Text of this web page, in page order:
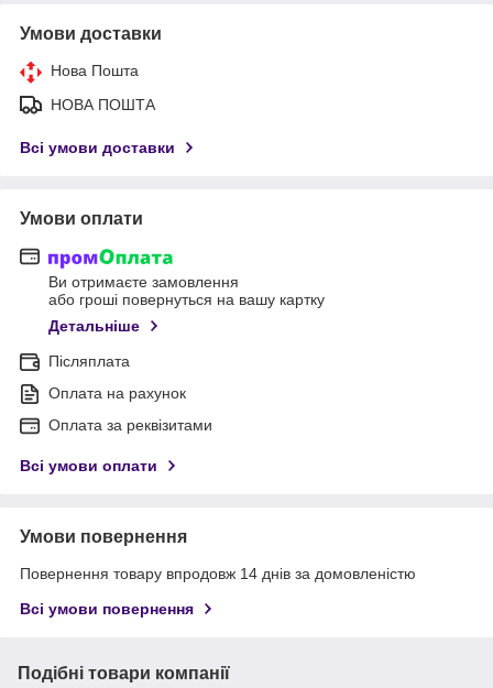
Умови доставки
Нова Пошта
НОВА ПОШТА
Всі умови доставки
Умови оплати
Ви отримаєте замовлення
або гроші повернуться на вашу картку
Детальніше
Післяплата
Оплата на рахунок
Оплата за реквізитами
Всі умови оплати
Умови повернення
Повернення товару впродовж 14 днів за домовленістю
Всі умови повернення
Подібні товари компанії